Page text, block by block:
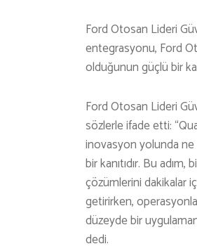
Ford Otosan Lideri
entegrasyonu, Ford
olduğunun güçlü bir
Ford Otosan Lideri
sözlerle ifade etti:
inovasyon yolunda ne
bir kanıtıdır. Bu
çözümlerini dakikalar
getirirken,
düzeyde bir
dedi.